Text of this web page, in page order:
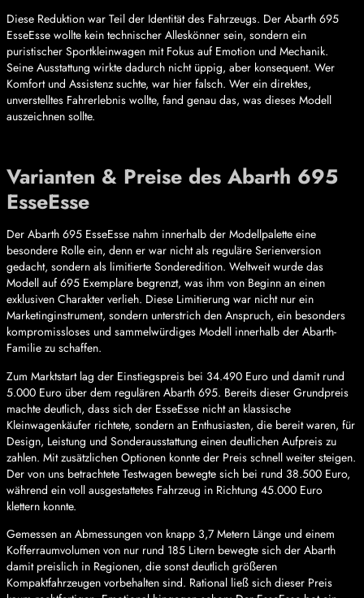
Diese Reduktion war Teil der Identität des Fahrzeugs. Der Abarth 695
EsseEsse wollte kein technischer Alleskönner sein, sondern ein
puristischer Sportkleinwagen mit Fokus auf Emotion und Mechanik.
Seine Ausstattung wirkte dadurch nicht üppig, aber konsequent. Wer
Komfort und Assistenz suchte, war hier falsch. Wer ein direktes,
unverstelltes Fahrerlebnis wollte, fand genau das, was dieses Modell
auszeichnen sollte.
Varianten & Preise des Abarth 695
EsseEsse
Der Abarth 695 EsseEsse nahm innerhalb der Modellpalette eine
besondere Rolle ein, denn er war nicht als reguläre Serienversion
gedacht, sondern als limitierte Sonderedition. Weltweit wurde das
Modell auf 695 Exemplare begrenzt, was ihm von Beginn an einen
exklusiven Charakter verlieh. Diese Limitierung war nicht nur ein
Marketinginstrument, sondern unterstrich den Anspruch, ein besonders
kompromissloses und sammelwürdiges Modell innerhalb der Abarth-
Familie zu schaffen.
Zum Marktstart lag der Einstiegspreis bei 34.490 Euro und damit rund
5.000 Euro über dem regulären Abarth 695. Bereits dieser Grundpreis
machte deutlich, dass sich der EsseEsse nicht an klassische
Kleinwagenkäufer richtete, sondern an Enthusiasten, die bereit waren, für
Design, Leistung und Sonderausstattung einen deutlichen Aufpreis zu
zahlen. Mit zusätzlichen Optionen konnte der Preis schnell weiter steigen.
Der von uns betrachtete Testwagen bewegte sich bei rund 38.500 Euro,
während ein voll ausgestattetes Fahrzeug in Richtung 45.000 Euro
klettern konnte.
Gemessen an Abmessungen von knapp 3,7 Metern Länge und einem
Kofferraumvolumen von nur rund 185 Litern bewegte sich der Abarth
damit preislich in Regionen, die sonst deutlich größeren
Kompaktfahrzeugen vorbehalten sind. Rational ließ sich dieser Preis